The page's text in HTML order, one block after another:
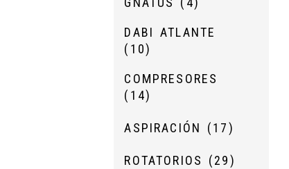
DABI ATLANTE
(10)
COMPRESORES
(14)
ASPIRACIÓN (17)
ROTATORIOS (29)